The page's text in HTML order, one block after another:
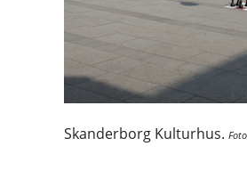
Skanderborg Kulturhus.